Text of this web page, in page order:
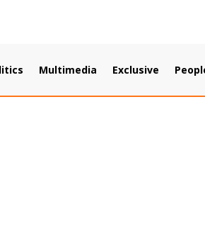
Multimedia Exclusive